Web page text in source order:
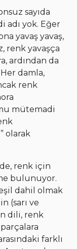
sayıda
adı yok. Eğer
yavaş yavaş,
renk yavaşça
ardından da
damla,
renk
mütemadi
olarak
renk için
bulunuyor.
dahil olmak
(sarı ve
dili, renk
farklı